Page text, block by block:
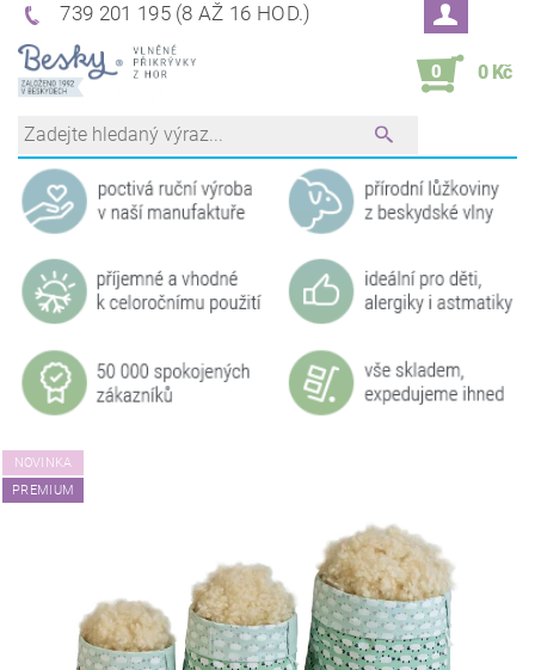
739 201 195 (8 AŽ 16 HOD.)
0 0 Kč
NOVINKA
PREMIUM